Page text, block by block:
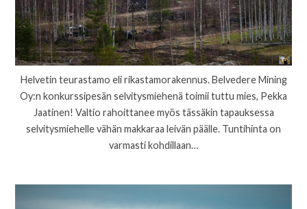
Helvetin teurastamo eli rikastamorakennus. Belvedere Mining
Oy:n konkurssipesän selvitysmiehenä toimii tuttu mies, Pekka
Jaatinen! Valtio rahoittanee myös tässäkin tapauksessa
selvitysmiehelle vähän makkaraa leivän päälle. Tuntihinta on
varmasti kohdillaan…